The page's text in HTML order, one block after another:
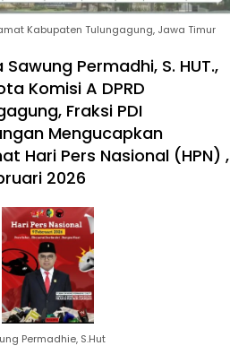
Kabupaten Tulungagung, Jawa Timur
Sawung Permadhi, S. HUT.,
Komisi A DPRD
Fraksi PDI
Mengucapkan
Hari Pers Nasional (HPN) ,
2026
Permadhie, S.Hut